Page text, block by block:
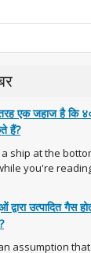
एक जहाज है कि
हैं?
ship at the
you're
उत्पादित गैस
assumption